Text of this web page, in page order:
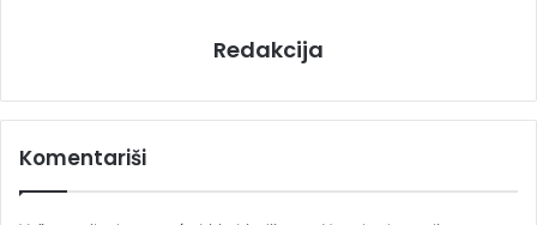
Redakcija
Komentariši